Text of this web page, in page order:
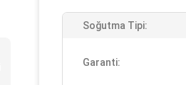
Soğutma Tipi:
Garanti: